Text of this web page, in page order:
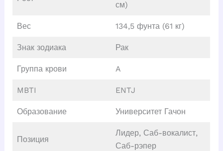
см)
Вес 134,5 фунта (61 кг)
Знак зодиака Рак
Группа крови A
MBTI ENTJ
Образование Университет Гачон
Позиция
Лидер, Саб-вокалист,
Саб-рэпер